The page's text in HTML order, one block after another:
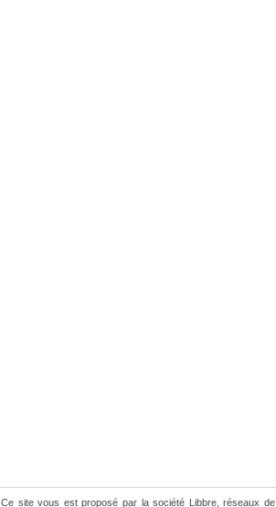
Ce site vous est proposé par la société Libbre, réseaux de